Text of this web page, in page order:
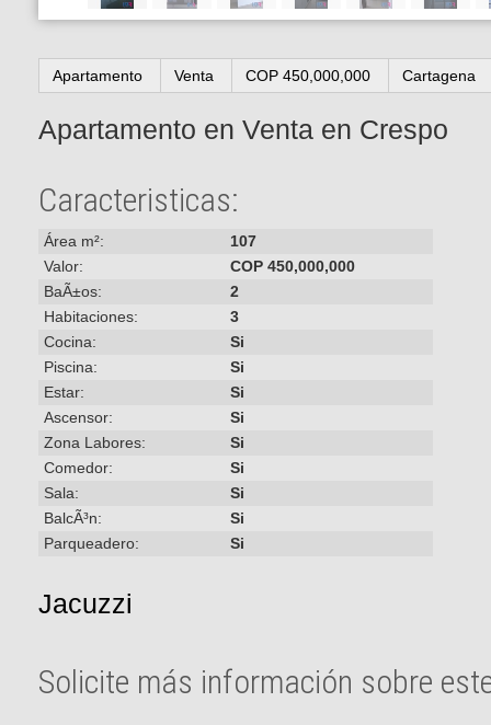
Apartamento Venta COP 450,000,000 Cartagena
Apartamento en Venta en Crespo
Caracteristicas:
Área m²:
107
Valor:
COP 450,000,000
BaÃ±os:
2
Habitaciones:
3
Cocina:
Si
Piscina:
Si
Estar:
Si
Ascensor:
Si
Zona Labores:
Si
Comedor:
Si
Sala:
Si
BalcÃ³n:
Si
Parqueadero:
Si
Jacuzzi
Solicite más información sobre